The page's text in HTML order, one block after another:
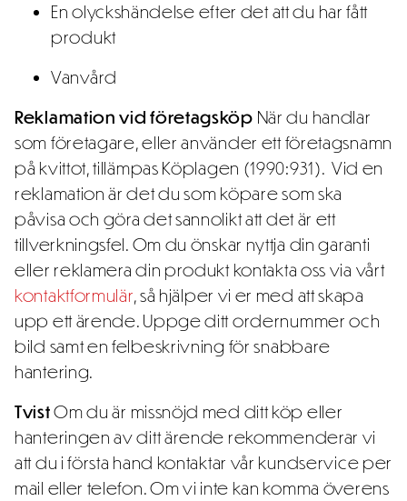
En olyckshändelse efter det att du har fått
produkt
Vanvård
Reklamation vid företagsköp När du handlar
som företagare, eller använder ett företagsnamn
på kvittot, tillämpas Köplagen (1990:931). Vid en
reklamation är det du som köpare som ska
påvisa och göra det sannolikt att det är ett
tillverkningsfel. Om du önskar nyttja din garanti
eller reklamera din produkt kontakta oss via vårt
kontaktformulär, så hjälper vi er med att skapa
upp ett ärende. Uppge ditt ordernummer och
bild samt en felbeskrivning för snabbare
hantering.
TvistOm du är missnöjd med ditt köp eller
hanteringen av ditt ärende rekommenderar vi
att du i första hand kontaktar vår kundservice per
mail eller telefon. Om vi inte kan komma överens